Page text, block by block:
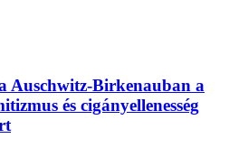
Auschwitz-Birkenauban a
és cigányellenesség